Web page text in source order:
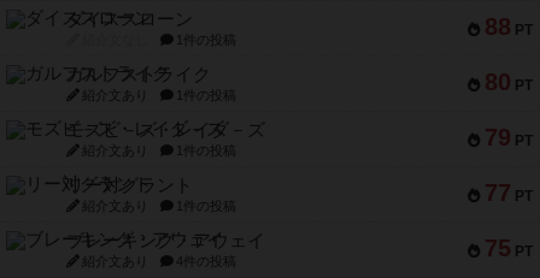
88 PT
ダイススローン
1件の投稿
80 PT
ガルフストライク
紹介文あり 1件の投稿
79 PT
モズビ－ズ・レイダ－ズ
紹介文あり 1件の投稿
77 PT
リー対グラント
紹介文あり 1件の投稿
75 PT
ブレーキング・アウェイ
紹介文あり 4件の投稿